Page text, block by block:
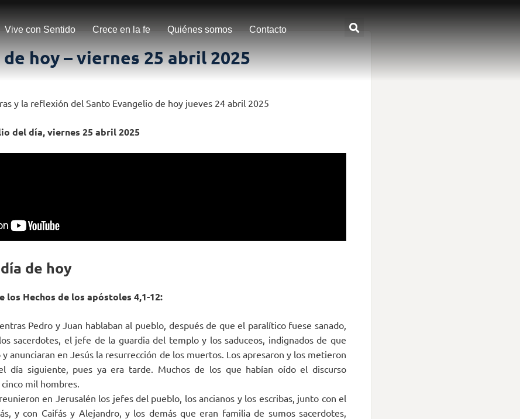
Vive con Sentido Crece en la fe Quiénes somos Contacto
hoy – viernes 25 abril 2025
y la reflexión del Santo Evangelio de hoy jueves 24 abril 2025
del día, viernes 25 abril 2025
de hoy
los Hechos de los apóstoles 4,1-12:
Pedro y Juan hablaban al pueblo, después de que el paralítico fuese sanado,
sacerdotes, el jefe de la guardia del templo y los saduceos, indignados de que
anunciaran en Jesús la resurrección de los muertos. Los apresaron y los metieron
día siguiente, pues ya era tarde. Muchos de los que habían oído el discurso
mil hombres.
en Jerusalén los jefes del pueblo, los ancianos y los escribas, junto con el
y con Caifás y Alejandro, y los demás que eran familia de sumos sacerdotes,